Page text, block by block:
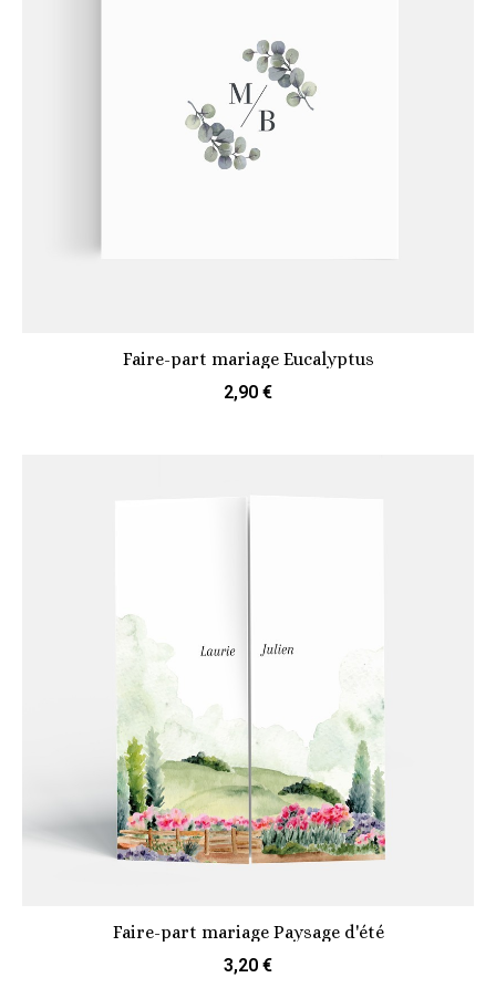
Faire-part mariage Eucalyptus
2,90 €
Faire-part mariage Paysage d'été
3,20 €